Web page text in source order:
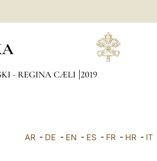
- REGINA CÆLI 2019
AR- DE - EN - ES- FR- HR- IT